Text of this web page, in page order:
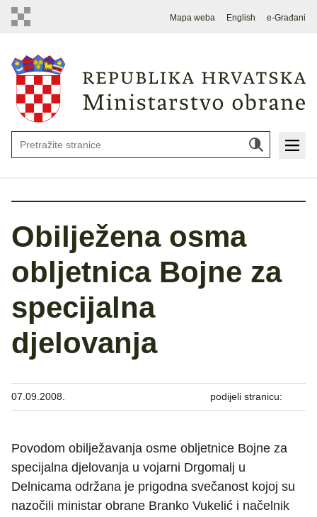
Mapa weba English e-Građani
Obilježena osma
obljetnica Bojne za
specijalna
djelovanja
07.09.2008. podijeli stranicu:
Povodom obilježavanja osme obljetnice Bojne za
specijalna djelovanja u vojarni Drgomalj u
Delnicama održana je prigodna svečanost kojoj su
nazočili ministar obrane Branko Vukelić i načelnik